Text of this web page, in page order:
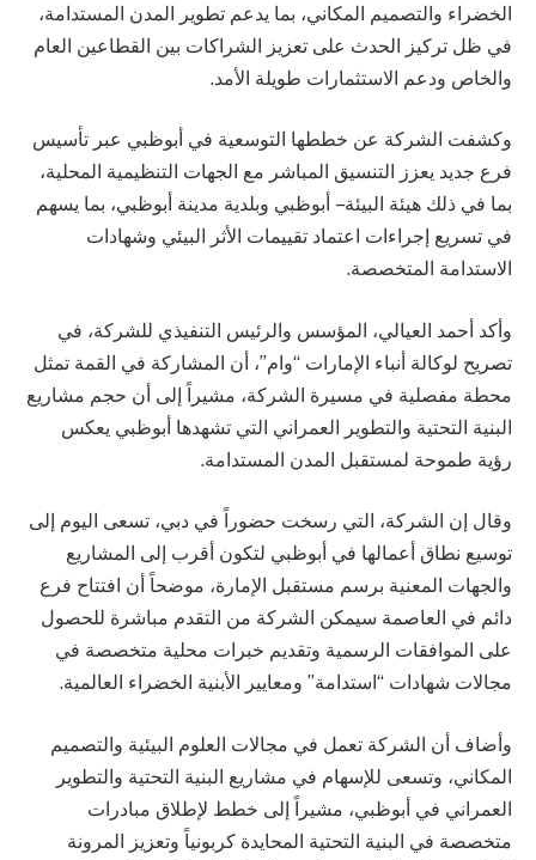
الخضراء والتصميم المكاني، بما يدعم تطوير المدن المستدامة،
في ظل تركيز الحدث على تعزيز الشراكات بين القطاعين العام
والخاص ودعم الاستثمارات طويلة الأمد.
وكشفت الشركة عن خططها التوسعية في أبوظبي عبر تأسيس
فرع جديد يعزز التنسيق المباشر مع الجهات التنظيمية المحلية،
بما في ذلك هيئة البيئة – أبوظبي وبلدية مدينة أبوظبي، بما يسهم
في تسريع إجراءات اعتماد تقييمات الأثر البيئي وشهادات
الاستدامة المتخصصة.
وأكد أحمد العيالي، المؤسس والرئيس التنفيذي للشركة، في
تصريح لوكالة أنباء الإمارات “وام”، أن المشاركة في القمة تمثل
محطة مفصلية في مسيرة الشركة، مشيراً إلى أن حجم مشاريع
البنية التحتية والتطوير العمراني التي تشهدها أبوظبي يعكس
رؤية طموحة لمستقبل المدن المستدامة.
وقال إن الشركة، التي رسخت حضوراً في دبي، تسعى اليوم إلى
توسيع نطاق أعمالها في أبوظبي لتكون أقرب إلى المشاريع
والجهات المعنية برسم مستقبل الإمارة، موضحاً أن افتتاح فرع
دائم في العاصمة سيمكن الشركة من التقدم مباشرة للحصول
على الموافقات الرسمية وتقديم خبرات محلية متخصصة في
مجالات شهادات “استدامة” ومعايير الأبنية الخضراء العالمية.
وأضاف أن الشركة تعمل في مجالات العلوم البيئية والتصميم
المكاني، وتسعى للإسهام في مشاريع البنية التحتية والتطوير
العمراني في أبوظبي، مشيراً إلى خطط لإطلاق مبادرات
متخصصة في البنية التحتية المحايدة كربونياً وتعزيز المرونة